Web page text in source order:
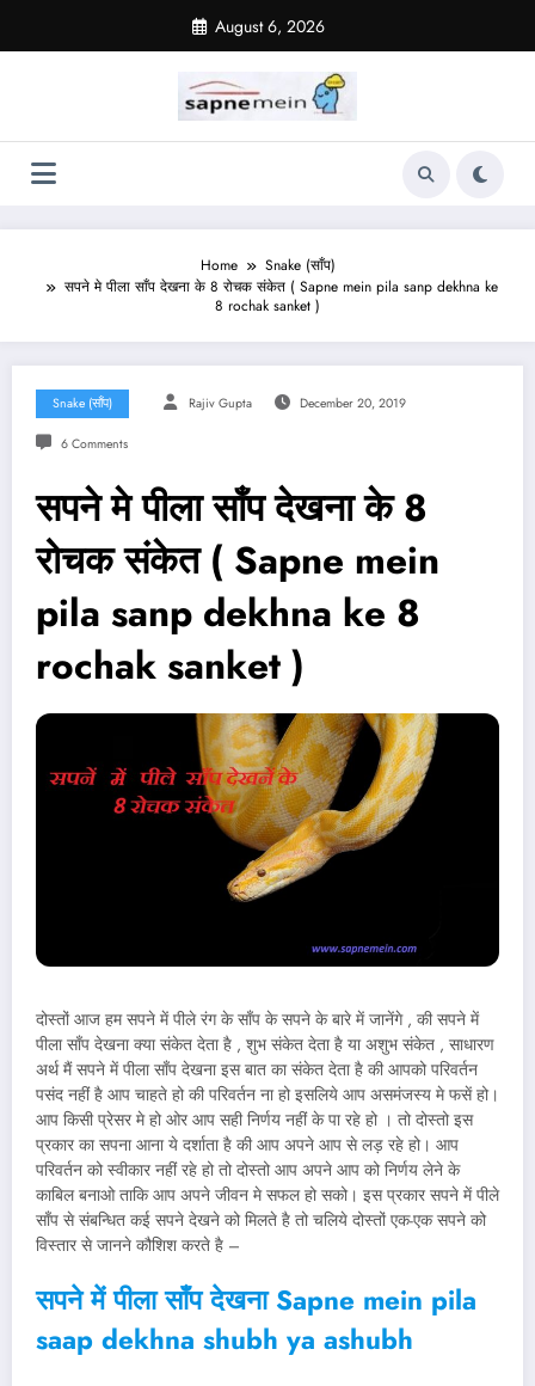
content
August 6, 2026
Home
Snake (साँप)
सपने मे पीला साँप देखना के 8 रोचक संकेत ( Sapne mein pila sanp dekhna ke
8 rochak sanket )
Snake (साँप) Rajiv Gupta December 20, 2019
6 Comments
सपने मे पीला साँप देखना के 8
रोचक संकेत ( Sapne mein
pila sanp dekhna ke 8
rochak sanket )
दोस्तों आज हम सपने में पीले रंग के साँप के सपने के बारे में जानेंगे , की सपने में
पीला साँप देखना क्या संकेत देता है , शुभ संकेत देता है या अशुभ संकेत , साधारण
अर्थ मैं सपने में पीला साँप देखना इस बात का संकेत देता है की आपको परिवर्तन
पसंद नहीं है आप चाहते हो की परिवर्तन ना हो इसलिये आप असमंजस्य मे फसें हो।
आप किसी प्रेसर मे हो ओर आप सही निर्णय नहीं के पा रहे हो । तो दोस्तो इस
प्रकार का सपना आना ये दर्शाता है की आप अपने आप से लड़ रहे हो। आप
परिवर्तन को स्वीकार नहीं रहे हो तो दोस्तो आप अपने आप को निर्णय लेने के
काबिल बनाओ ताकि आप अपने जीवन मे सफल हो सको। इस प्रकार सपने में पीले
साँप से संबन्धित कई सपने देखने को मिलते है तो चलिये दोस्तों एक-एक सपने को
विस्तार से जानने कौशिश करते है –
सपने में पीला साँप देखना Sapne mein pila
saap dekhna shubh ya ashubh